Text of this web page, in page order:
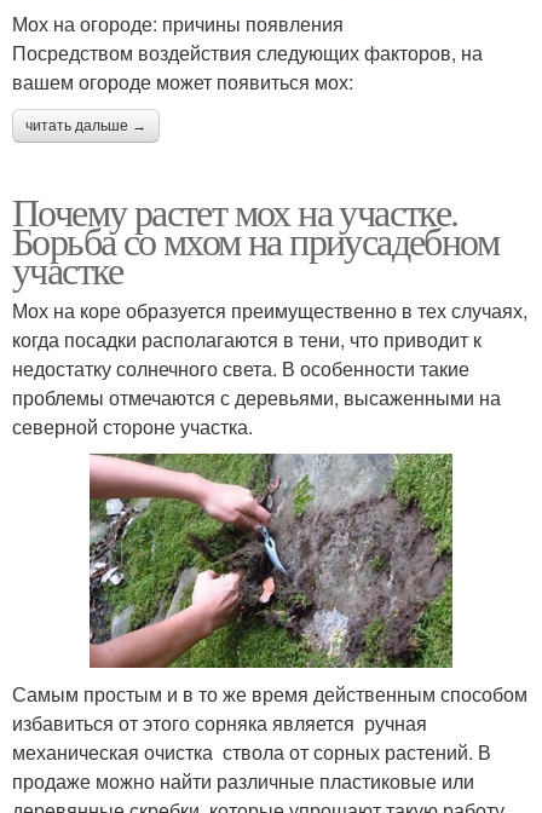
Мох на огороде: причины появления
Посредством воздействия следующих факторов, на
вашем огороде может появиться мох:
читать дальше →
Почему растет мох на участке.
Борьба со мхом на приусадебном
участке
Мох на коре образуется преимущественно в тех случаях,
когда посадки располагаются в тени, что приводит к
недостатку солнечного света. В особенности такие
проблемы отмечаются с деревьями, высаженными на
северной стороне участка.
Самым простым и в то же время действенным способом
избавиться от этого сорняка является ручная
механическая очистка ствола от сорных растений. В
продаже можно найти различные пластиковые или